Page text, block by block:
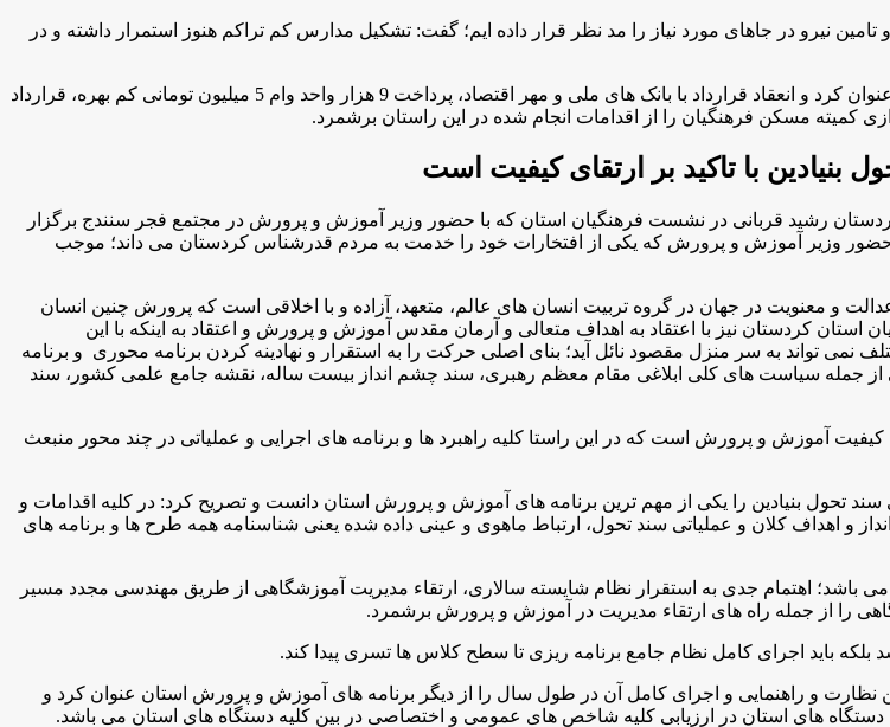
نیرو در جاهای مورد نیاز را مد نظر قرار داده ایم؛ گفت: تشکیل مدارس کم تراکم هنوز استمرار داشته و در
وی توجه به رفاه و منزلت فرهنگیان استان را از دیگر برنامه های آموزش و پرورش استان عنوان کرد و انعقاد قرارداد با بانک های ملی و مهر اقتصاد، پرداخت 9 هزار واحد وام 5 میلیون تومانی کم بهره، قرارداد
کمیته مسکن فرهنگیان را از اقدامات انجام شده در این راستان برشمرد.
با تاکید بر ارتقای كيفيت است
رشید قربانی در نشست فرهنگیان استان که با حضور وزیر آموزش و پرورش در مجتمع فجر سنندج برگزار
وزیر آموزش و پرورش که یکی از افتخارات خود را خدمت به مردم قدرشناس کردستان می داند؛ موجب
و معنویت در جهان در گروه تربیت انسان های عالم، متعهد، آزاده و با اخلاقی است که پرورش چنین انسان
کردستان نیز با اعتقاد به اهداف متعالی و آرمان مقدس آموزش و پرورش و اعتقاد به اینکه با این
تواند به سر منزل مقصود نائل آید؛ بنای اصلی حرکت را به استقرار و نهادینه کردن برنامه محوری و برنامه
از جمله سیاست های کلی ابلاغی مقام معظم رهبری، سند چشم انداز بیست ساله، نقشه جامع علمی کشور، سند
کیفیت آموزش و پرورش است که در این راستا کلیه راهبرد ها و برنامه های اجرایی و عملیاتی در چند محور منبعث
تحول بنیادین را یکی از مهم ترین برنامه های آموزش و پرورش استان دانست و تصریح کرد: در کلیه اقدامات و
و اهداف کلان و عملیاتی سند تحول، ارتباط ماهوی و عینی داده شده یعنی شناسنامه همه طرح ها و برنامه های
می باشد؛ اهتمام جدی به استقرار نظام شایسته سالاری، ارتقاء مدیریت آموزشگاهی از طریق مهندسی مجدد مسیر
را از جمله راه های ارتقاء مدیریت در آموزش و پرورش برشمرد.
باید اجرای کامل نظام جامع برنامه ریزی تا سطح کلاس ها تسری پیدا کند.
همچنین نظارت و راهنمایی و اجرای کامل آن در طول سال را از دیگر برنامه های آموزش و پرورش استان عنوان کرد و
های استان در ارزیابی کلیه شاخص های عمومی و اختصاصی در بین کلیه دستگاه های استان می باشد.